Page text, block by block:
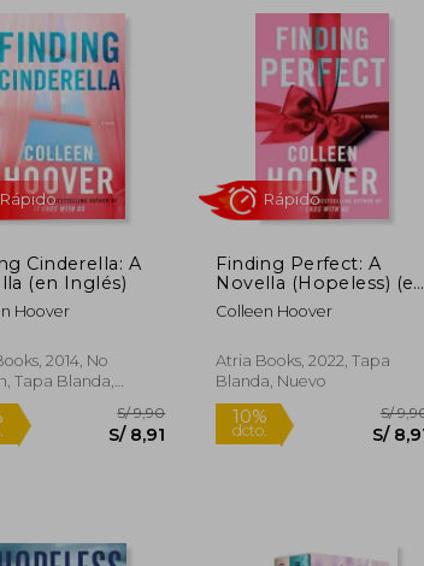
30%
dcto.
S/ 49,90
S/ 34,93
10%
dcto.
Cinderella: A
(en Inglés)
Hoover
2014, No
Tapa Blanda,
Rápido
Finding Perfect: A
Novella (Hopeless) (en
Inglés)
Colleen Hoover
Atria Books, 2022, Tapa
Blanda, Nuevo